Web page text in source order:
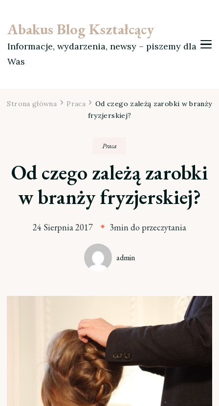
Abakus Blog Kształcący
Informacje, wydarzenia, newsy – piszemy dla
Was
Strona główna Praca
Od czego zależą zarobki w branży
fryzjerskiej?
Praca
Od czego zależą zarobki
w branży fryzjerskiej?
24 Sierpnia 2017 3min do przeczytania
admin